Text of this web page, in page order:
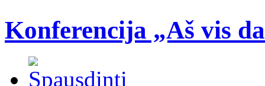
Konferencija „Aš vis